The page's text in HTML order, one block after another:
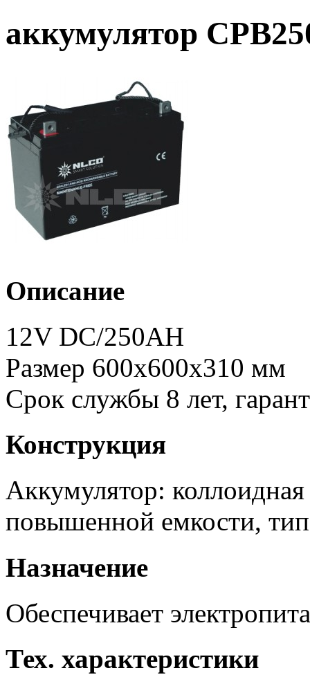
аккумулятор
Описание
12V DC/250AH
Размер 600х600х310 мм
Срок службы 8 лет,
Конструкция
Аккумулятор:
повышенной емкости,
Назначение
Обеспечивает
Тех. характеристики